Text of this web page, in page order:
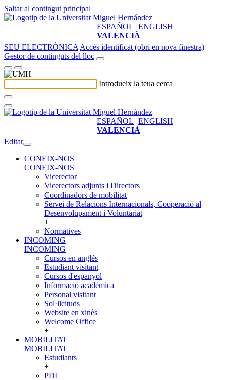
Saltar al contingut principal
ESPAÑOL ENGLISH
VALENCIÀ
SEU ELECTRÒNICA Accés identificat (obri en nova finestra)
Gestor de continguts del lloc
Introdueix la teua cerca
ESPAÑOL ENGLISH
VALENCIÀ
Editar
CONEIX-NOS
CONEIX-NOS
Vicerector
Vicerectors adjunts i Directors
Coordinadors de mobilitat
Servei de Relacions Internacionals, Cooperació al
Desenvolupament i Voluntariat
+
Normatives
INCOMING
INCOMING
Cursos en anglés
Estudiant visitant
Cursos d'espanyol
Informació acadèmica
Personal visitant
Sol·licituds
Website en xinès
Welcome Office
+
MOBILITAT
MOBILITAT
Estudiants
+
PDI